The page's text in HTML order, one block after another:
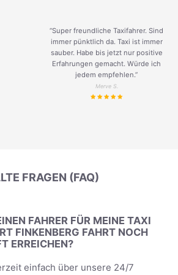
“Super freundliche Taxifahrer. Sind
immer pünktlich da. Taxi ist immer
sauber. Habe bis jetzt nur positive
Erfahrungen gemacht. Würde ich
jedem empfehlen.”
Merve S.
FRAGEN (FAQ)
FAHRER FÜR MEINE TAXI
FINKENBERG FAHRT NOCH
ERREICHEN?
einfach über unsere 24/7